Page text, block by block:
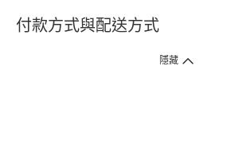
付款方式與配送方式
隱藏